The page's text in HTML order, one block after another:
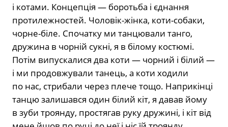
і котами. Концепція — боротьба і єднання
протилежностей. Чоловік-жін­ка, коти-собаки,
чорне-біле. Спочатку ми танцювали танго,
дружина в чорній сукні, я в білому костюмі.
Потім випус­калися два коти — чорний і білий —
і ми продовжували танець, а коти ходили
по нас, стрибали через плече тощо. Напри­кінці
танцю залишався один білий кіт, я давав йому
в зуби троянду, простягав руку дружині, і кіт від